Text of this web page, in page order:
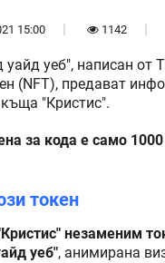
15:00 1142
уеб", написан
(NFT), предават
"Кристис".
за кода е само
токен
незаменим
уеб", анимирана